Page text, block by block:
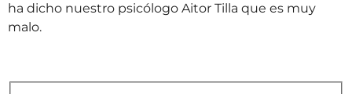
ha dicho nuestro psicólogo Aitor Tilla que es muy
malo.